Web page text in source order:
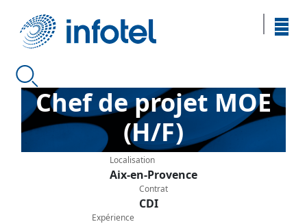
Chef de projet MOE
(H/F)
Localisation
Aix-en-Provence
Contrat
CDI
Expérience